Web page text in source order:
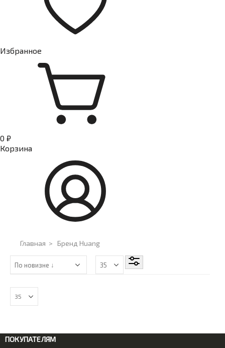
Избранное
0 ₽
Корзина
Главная > Бренд Huang
ПОКУПАТЕЛЯМ